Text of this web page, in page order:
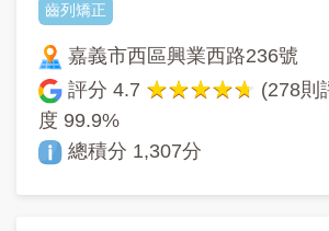
齒列矯正
嘉義市西區興業西路236號
評分4.7
(278則
度 99.9%
總積分 1,307分